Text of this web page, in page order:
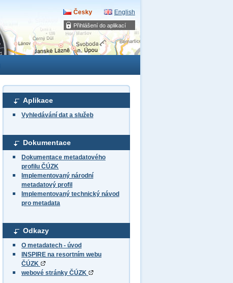
Přihlášení do aplikací
Česky English
Aplikace
Vyhledávání dat a služeb
Dokumentace
Dokumentace metadatového
profilu ČÚZK
Implementovaný národní
metadatový profil
Implementovaný technický návod
pro metadata
Odkazy
O metadatech - úvod
INSPIRE na resortním webu
ČÚZK
webové stránky ČÚZK